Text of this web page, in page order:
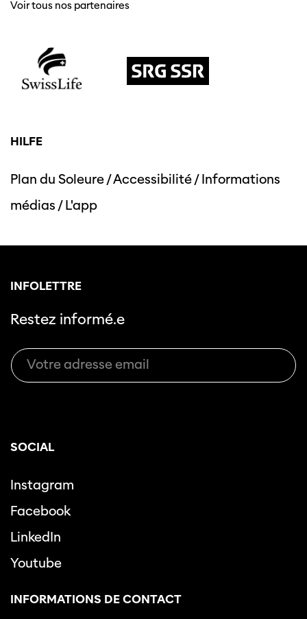
Voir tous nos partenaires
HILFE
Plan du Soleure/Accessibilité/Informations
médias /L'app
INFOLETTRE
Restez informé.e
SOCIAL
Instagram
Facebook
LinkedIn
Youtube
INFORMATIONS DE CONTACT